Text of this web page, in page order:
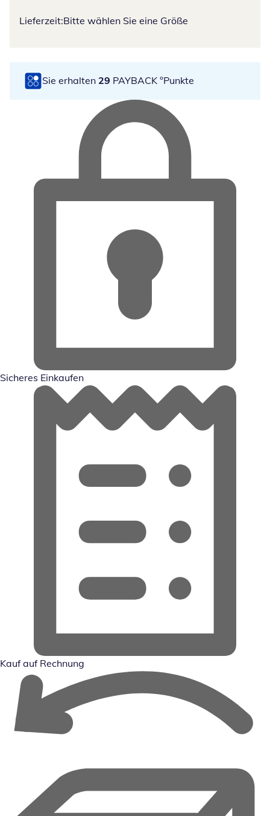
Lieferzeit:Bitte wählen Sie eine Größe
Sie erhalten 29 PAYBACK °Punkte
Sicheres Einkaufen
Kauf auf Rechnung